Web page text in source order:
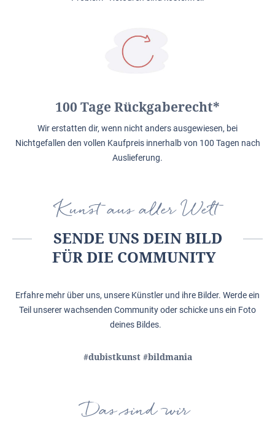
100 Tage Rückgaberecht*
Wir erstatten dir, wenn nicht anders ausgewiesen, bei
Nichtgefallen den vollen Kaufpreis innerhalb von 100 Tagen nach
Auslieferung.
Kunst aus aller Welt
SENDE UNS DEIN BILD
FÜR DIE COMMUNITY
Erfahre mehr über uns, unsere Künstler und ihre Bilder. Werde ein
Teil unserer wachsenden Community oder schicke uns ein Foto
deines Bildes.
#dubistkunst #bildmania
Das sind wir